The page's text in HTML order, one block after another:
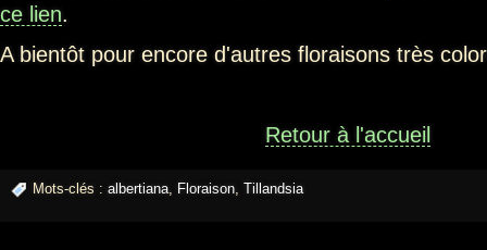
ce lien.
A bientôt pour encore d'autres floraisons très
Retour à l'accueil
Mots-clés : albertiana Floraison Tillandsia